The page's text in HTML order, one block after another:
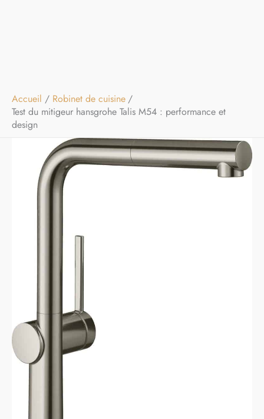
Accueil
Robinet de cuisine
Test du mitigeur hansgrohe Talis M54 : performance et
design